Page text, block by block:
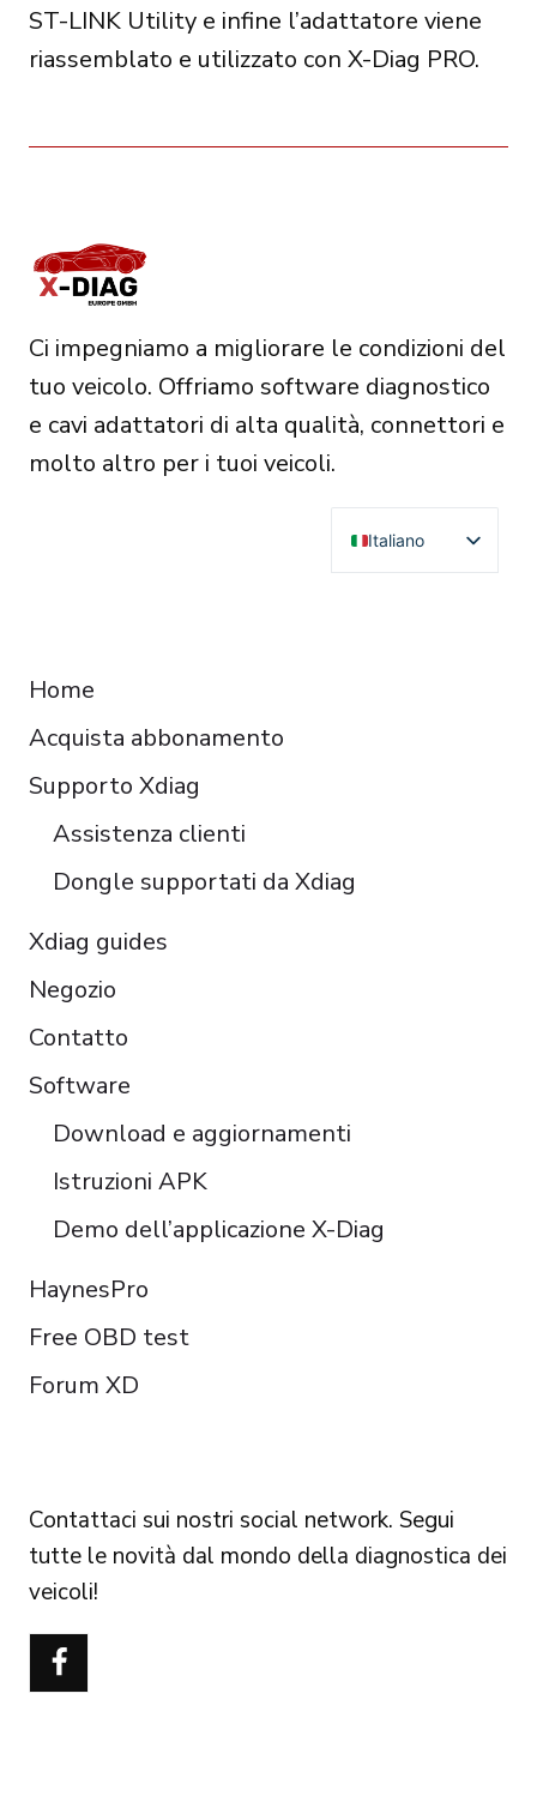
ST-LINK Utility e infine l’adattatore viene
riassemblato e utilizzato con X-Diag PRO.
Ci impegniamo a migliorare le condizioni del
tuo veicolo. Offriamo software diagnostico
e cavi adattatori di alta qualità, connettori e
molto altro per i tuoi veicoli.
Italiano
English
Home
Acquista abbonamento
Supporto Xdiag
Assistenza clienti
Dongle supportati da Xdiag
Xdiag guides
Negozio
Contatto
Software
Download e aggiornamenti
Istruzioni APK
Demo dell’applicazione X-Diag
HaynesPro
Free OBD test
Forum XD
Contattaci sui nostri social network. Segui
tutte le novità dal mondo della diagnostica dei
veicoli!